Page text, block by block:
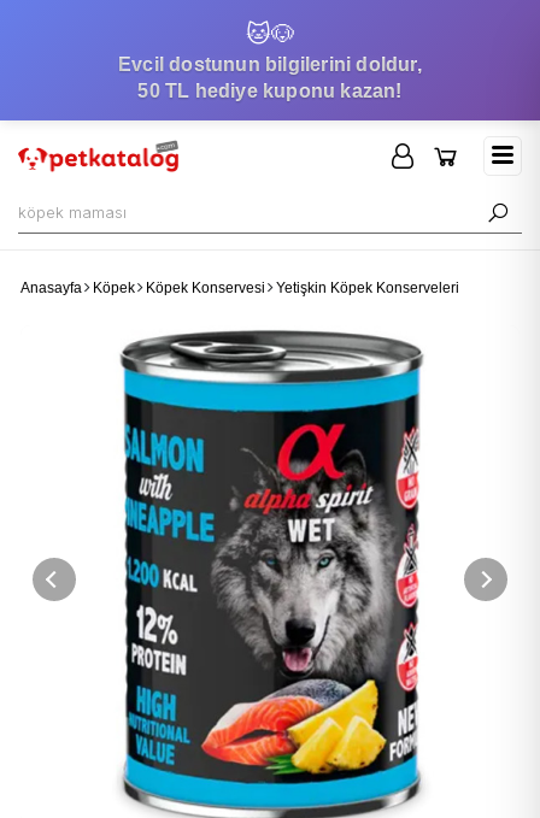
🐱🐶
Evcil dostunun bilgilerini doldur,
50 TL hediye kuponu kazan!
Anasayfa Köpek Köpek Konservesi Yetişkin Köpek Konserveleri